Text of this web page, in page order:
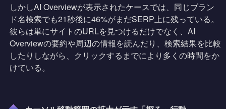
しかしAI Overviewが表示されたケースでは、同じブラン
ド名検索でも21秒後に46%がまだSERP上に残っている。
彼らは単にサイトのURLを見つけるだけでなく、AI
Overviewの要約や周辺の情報を読んだり、検索結果を比較
したりしながら、クリックするまでにより多くの時間をか
けている。